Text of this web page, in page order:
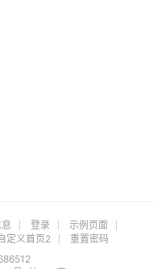
登录
示例页面
定义首页2
重置密码